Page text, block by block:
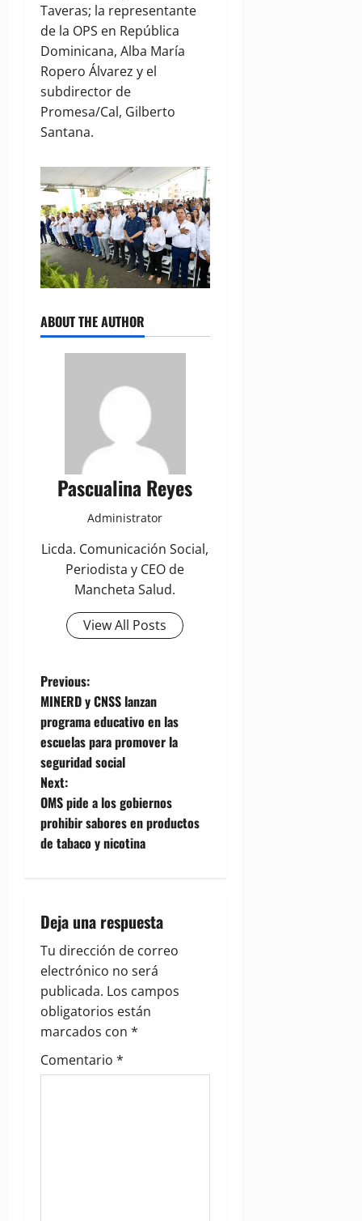
Taveras; la representante
de la OPS en República
Dominicana, Alba María
Ropero Álvarez y el
subdirector de
Promesa/Cal, Gilberto
Santana.
ABOUT THE AUTHOR
Pascualina Reyes
Administrator
Licda. Comunicación Social,
Periodista y CEO de
Mancheta Salud.
View All Posts
P
o
s
t
n
a
i
g
a
t
i
Previous:
MINERD y CNSS lanzan
programa educativo en las
escuelas para promover la
seguridad social
Next:
OMS pide a los gobiernos
prohibir sabores en productos
de tabaco y nicotina
Deja una respuesta
Tu dirección de correo
electrónico no será
publicada. Los campos
obligatorios están
marcados con *
Comentario *